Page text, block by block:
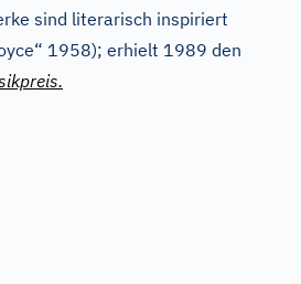
sind literarisch inspiriert
1958); erhielt 1989 den